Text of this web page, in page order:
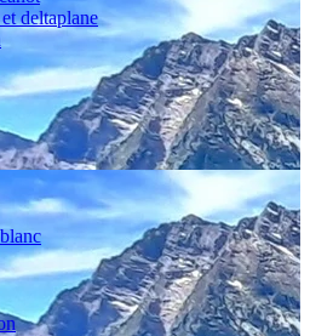
deltaplane